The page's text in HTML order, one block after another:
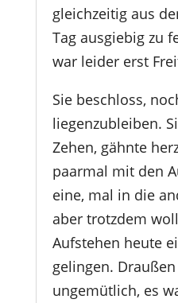
gleichzeitig aus
Tag ausgiebig zu
war leider erst
Sie beschloss,
liegenzubleiben.
Zehen, gähnte
paarmal mit den
eine, mal in die
aber trotzdem
Aufstehen heute
gelingen.
ungemütlich, es